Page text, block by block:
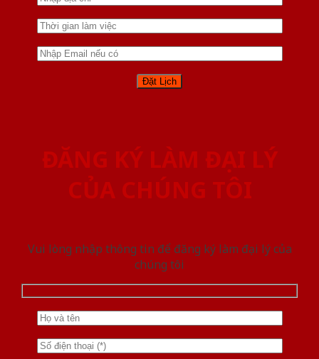
ĐĂNG KÝ LÀM ĐẠI LÝ
CỦA CHÚNG TÔI
Vui lòng nhập thông tin để đăng ký làm đại lý của
chúng tôi